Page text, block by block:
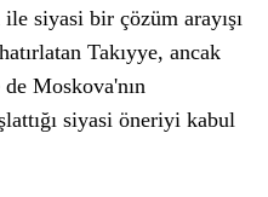
ile siyasi bir çözüm arayışı
Takıyye, ancak
Moskova'nın
siyasi öneriyi kabul